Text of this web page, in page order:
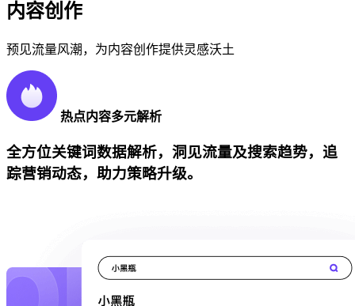
内容创作
预见流量风潮，为内容创作提供灵感沃土
热点内容多元解析
全方位关键词数据解析，洞见流量及搜索趋势，追
踪营销动态，助力策略升级。